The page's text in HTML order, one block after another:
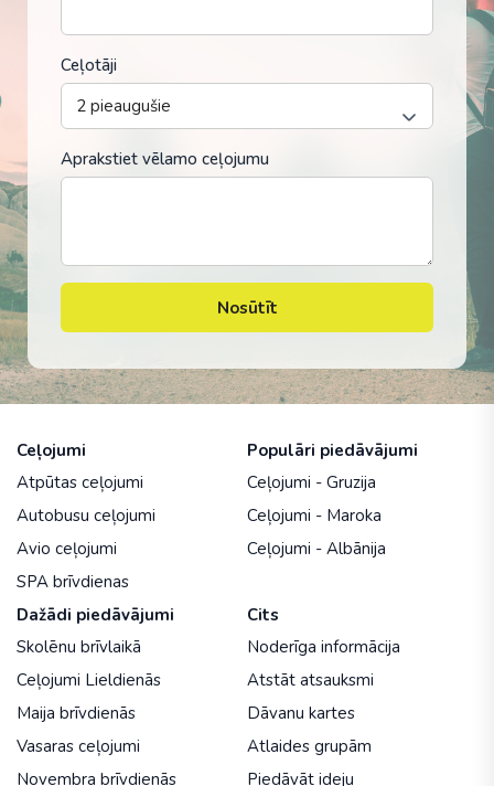
Ceļotāji
Aprakstiet vēlamo ceļojumu
Nosūtīt
Ceļojumi
Atpūtas ceļojumi
Autobusu ceļojumi
Avio ceļojumi
SPA brīvdienas
Populāri piedāvājumi
Ceļojumi - Gruzija
Ceļojumi - Maroka
Ceļojumi - Albānija
Dažādi piedāvājumi
Skolēnu brīvlaikā
Ceļojumi Lieldienās
Maija brīvdienās
Vasaras ceļojumi
Novembra brīvdienās
Cits
Noderīga informācija
Atstāt atsauksmi
Dāvanu kartes
Atlaides grupām
Piedāvāt ideju